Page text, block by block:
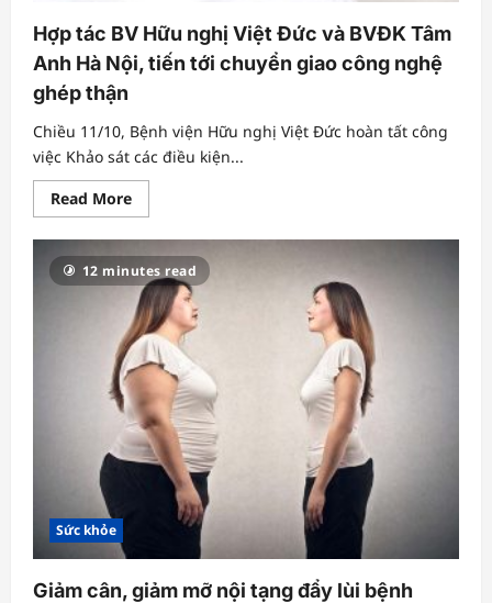
Hợp tác BV Hữu nghị Việt Đức và BVĐK Tâm
Anh Hà Nội, tiến tới chuyển giao công nghệ
ghép thận
Chiều 11/10, Bệnh viện Hữu nghị Việt Đức hoàn tất công
việc Khảo sát các điều kiện...
Read MoreRead
more
Hợp
tác
BV
Hữu
nghị
Việt
Đức
và
BVĐK
Tâm
Anh
Hà
Nội,
tiến
tới
chuyển
12 minutes read
Sức khỏe
Giảm cân, giảm mỡ nội tạng đẩy lùi bệnh